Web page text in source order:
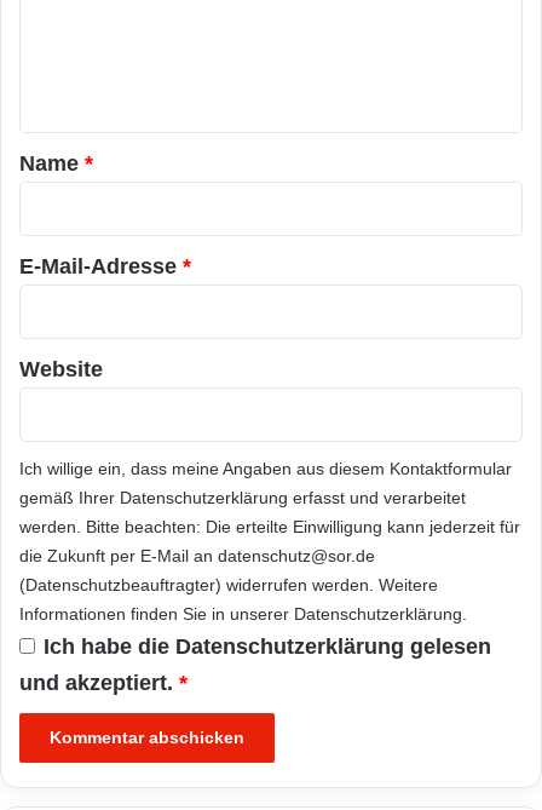
a
r
*
Name *
E-Mail-Adresse *
Website
Ich willige ein, dass meine Angaben aus diesem Kontaktformular
gemäß Ihrer Datenschutzerklärung erfasst und verarbeitet
werden. Bitte beachten: Die erteilte Einwilligung kann jederzeit für
die Zukunft per E-Mail an datenschutz@sor.de
(Datenschutzbeauftragter) widerrufen werden. Weitere
Informationen finden Sie in unserer Datenschutzerklärung.
Ich habe die Datenschutzerklärung gelesen
und akzeptiert. *